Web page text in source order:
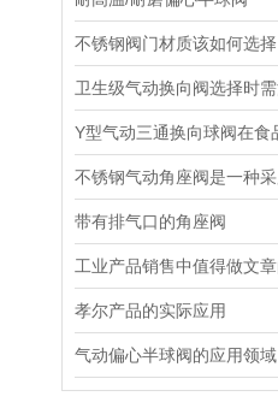
不锈钢阀门材质该如何选择
带有排气口的角座阀
孝尔产品的实际应用
气动偏心半球阀的应用领域